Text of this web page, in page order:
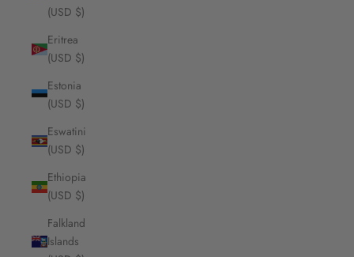
(USD $)
Eritrea
(USD $)
Estonia
(USD $)
Eswatini
(USD $)
Ethiopia
(USD $)
Falkland
Islands